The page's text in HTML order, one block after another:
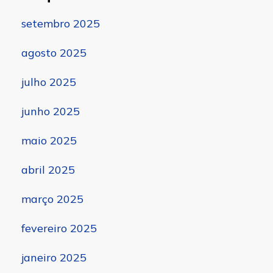
setembro 2025
agosto 2025
julho 2025
junho 2025
maio 2025
abril 2025
março 2025
fevereiro 2025
janeiro 2025